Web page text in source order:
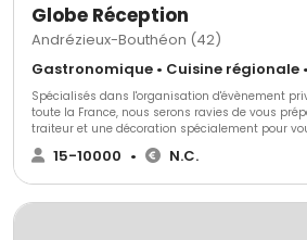
Globe Réception
Andrézieux-Bouthéon (42)
Spécialisés dans l'organisation d'évènement
toute la France, nous serons ravies de vous
traiteur et une décoration spécialement pour
thème. Nous mettons tout en œuvre pour accorder la décoration à votre
événement et créer une identité inédite.
15-10000 • N.C.